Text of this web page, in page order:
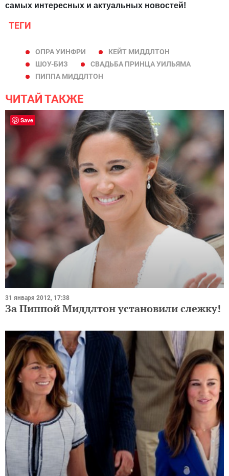
самых интересных и актуальных новостей!
ТЕГИ
ОПРА УИНФРИ
КЕЙТ МИДДЛТОН
ШОУ-БИЗ
СВАДЬБА ПРИНЦА УИЛЬЯМА
ПИППА МИДДЛТОН
ЧИТАЙ ТАКЖЕ
31 января 2012, 17:38
За Пиппой Миддлтон установили слежку!
Save